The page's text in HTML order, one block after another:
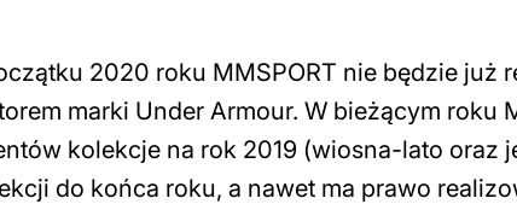
2020 roku MMSPORT nie będzie już
marki Under Armour. W bieżącym roku
kolekcje na rok 2019 (wiosna-lato oraz
do końca roku, a nawet ma prawo